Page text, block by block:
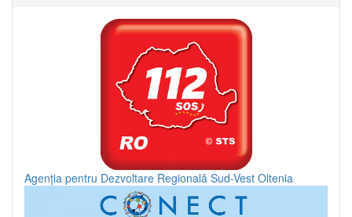
Agenția pentru Dezvoltare Regională Sud-Vest Oltenia